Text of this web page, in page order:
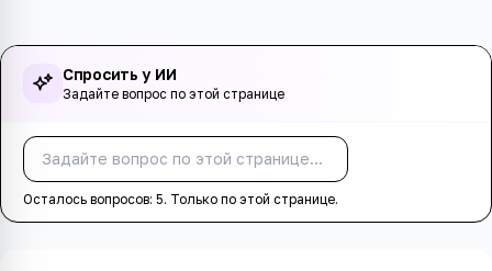
Спросить у ИИ
Задайте вопрос по этой странице
Осталось вопросов: 5. Только по этой странице.